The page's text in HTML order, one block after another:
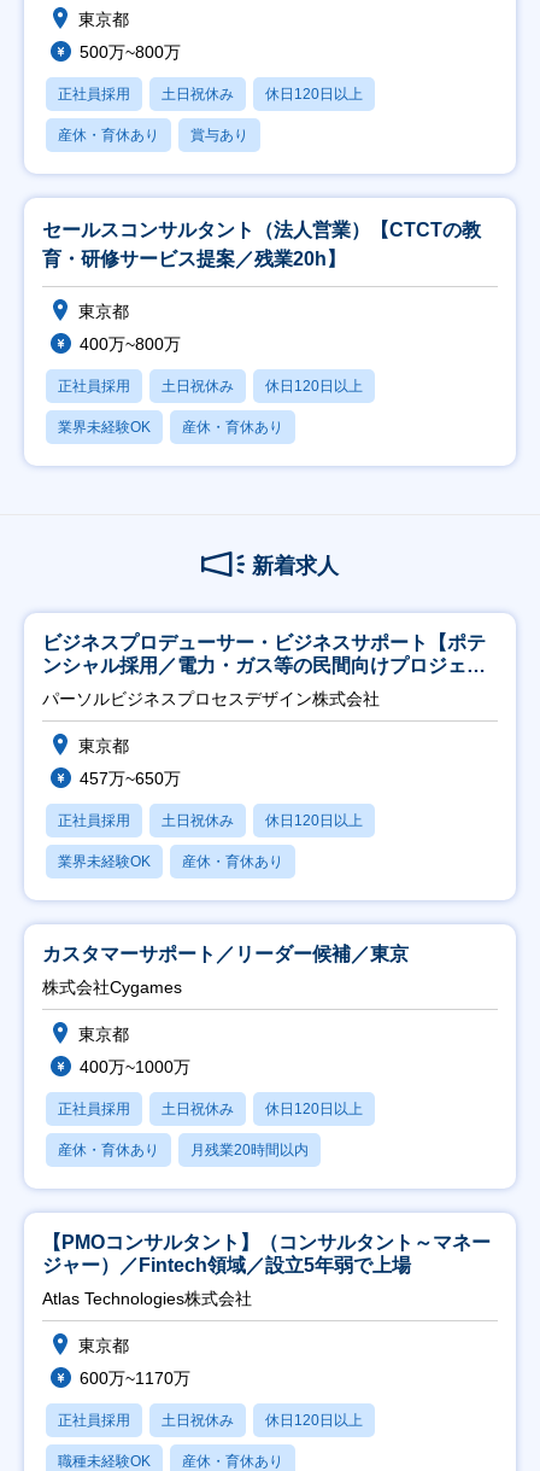
東京都
500万~800万
正社員採用 土日祝休み 休日120日以上
産休・育休あり 賞与あり
セールスコンサルタント（法人営業）【CTCTの教
育・研修サービス提案／残業20h】
東京都
400万~800万
正社員採用 土日祝休み 休日120日以上
業界未経験OK 産休・育休あり
新着求人
ビジネスプロデューサー・ビジネスサポート【ポテ
ンシャル採用／電力・ガス等の民間向けプロジェク
ト推進】
パーソルビジネスプロセスデザイン株式会社
東京都
457万~650万
正社員採用 土日祝休み 休日120日以上
業界未経験OK 産休・育休あり
カスタマーサポート／リーダー候補／東京
株式会社Cygames
東京都
400万~1000万
正社員採用 土日祝休み 休日120日以上
産休・育休あり 月残業20時間以内
【PMOコンサルタント】（コンサルタント～マネー
ジャー）／Fintech領域／設立5年弱で上場
Atlas Technologies株式会社
東京都
600万~1170万
正社員採用 土日祝休み 休日120日以上
職種未経験OK 産休・育休あり